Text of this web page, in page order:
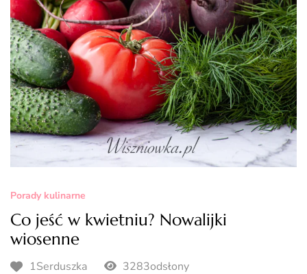
Porady kulinarne
Co jeść w kwietniu? Nowalijki
wiosenne
1Serduszka 3283odsłony